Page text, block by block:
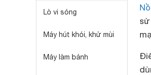
Lò vi sóng
Máy hút khói, khử mùi
Máy làm bánh